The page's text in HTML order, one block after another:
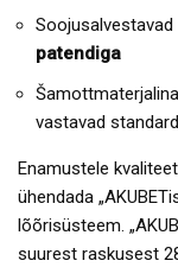
Soojusalvestavad
patendiga
vastavad
Enamustele
ühendada
lõõrisüsteem.
suurest raskusest